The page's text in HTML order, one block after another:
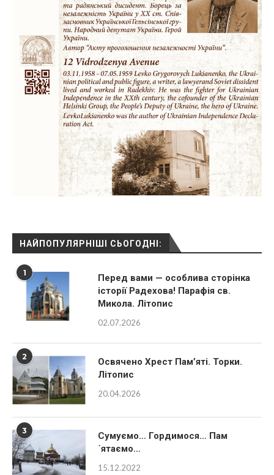
НАЙПОПУЛЯРНІШІ СЬОГОДНІ:
1
Перед вами — особлива сторінка
історії Радехова! Парафія св.
Микола. Літопис
02.07.2026
2
Освячено Хрест Пам’яті. Торки.
Літопис
20.04.2026
3
Сумуємо… Гордимося… Пам
´ятаємо…
15.12.2022